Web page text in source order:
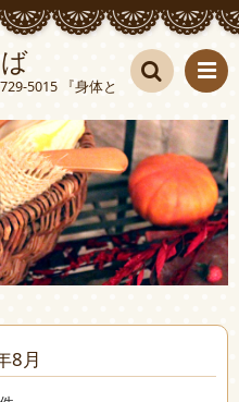
5015 『身体と
検索
8月